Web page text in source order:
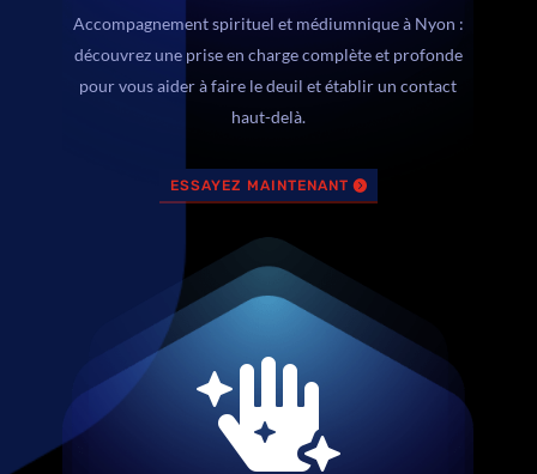
Accompagnement spirituel et médiumnique à Nyon :
découvrez une prise en charge complète et profonde
pour vous aider à faire le deuil et établir un contact
haut-delà.
ESSAYEZ MAINTENANT
